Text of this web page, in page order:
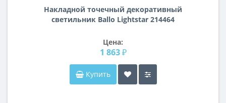
Накладной точечный декоративный
cветильник Ballo Lightstar 214464
Цена:
1 863 ₽
Купить